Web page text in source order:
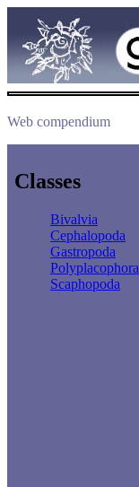
Web compendium
Classes
Bivalvia
Cephalopoda
Gastropoda
Polyplacophora
Scaphopoda